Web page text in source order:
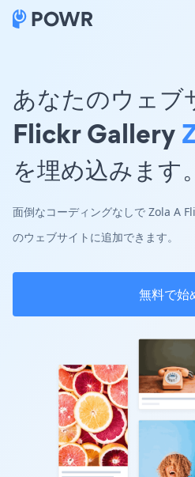
あなたのウェブ
Flickr Gallery
を埋め込みます。
面倒なコーディングなしで Zola A
のウェブサイトに追加できます。
無料で始